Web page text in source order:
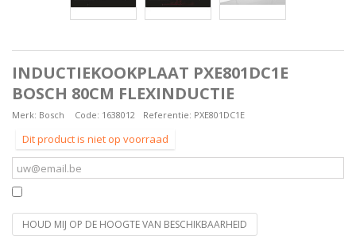
INDUCTIEKOOKPLAAT PXE801DC1E
BOSCH 80CM FLEXINDUCTIE
Merk: Bosch Code: 1638012 Referentie: PXE801DC1E
Dit product is niet op voorraad
HOUD MIJ OP DE HOOGTE VAN BESCHIKBAARHEID